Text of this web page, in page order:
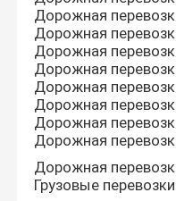
Международные
Доставка от двери
Дорожная
Дорожная
Дорожная
Дорожная
Дорожная
Дорожная
Дорожная
Дорожная
Дорожная
Дорожная
Грузовые перевозки